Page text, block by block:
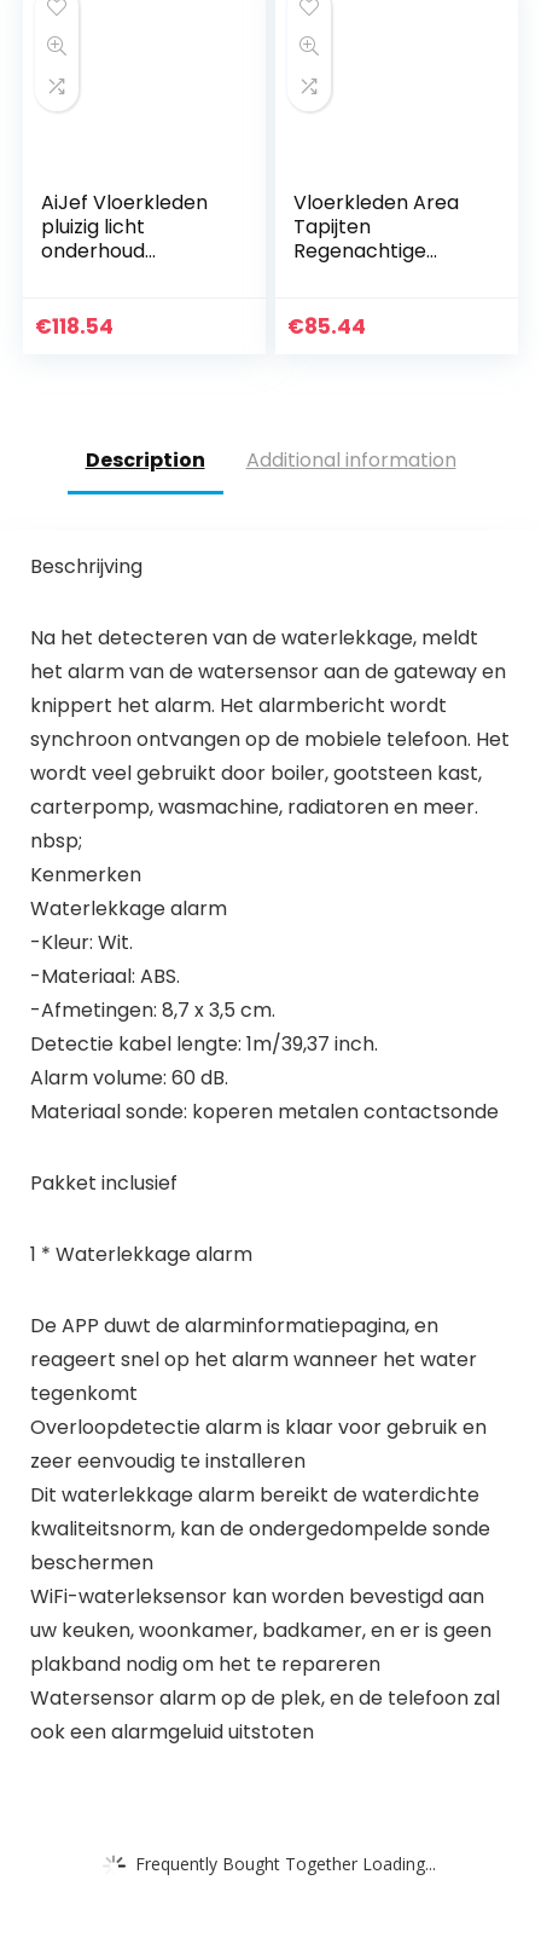
AiJef Vloerkleden
pluizig licht
onderhoud
kleuren en
€118.54
Vloerkleden Area
Tapijten
Regenachtige
Wasbaar Ronde
€85.44
Description Additional information
Beschrijving
Na het detecteren van de waterlekkage, meldt
het alarm van de watersensor aan de gateway en
knippert het alarm. Het alarmbericht wordt
synchroon ontvangen op de mobiele telefoon. Het
wordt veel gebruikt door boiler, gootsteen kast,
carterpomp, wasmachine, radiatoren en meer.
nbsp;
Kenmerken
Waterlekkage alarm
-Kleur: Wit.
-Materiaal: ABS.
-Afmetingen: 8,7 x 3,5 cm.
Detectie kabel lengte: 1m/39,37 inch.
Alarm volume: 60 dB.
Materiaal sonde: koperen metalen contactsonde
Pakket inclusief
1 * Waterlekkage alarm
De APP duwt de alarminformatiepagina, en
reageert snel op het alarm wanneer het water
tegenkomt
Overloopdetectie alarm is klaar voor gebruik en
zeer eenvoudig te installeren
Dit waterlekkage alarm bereikt de waterdichte
kwaliteitsnorm, kan de ondergedompelde sonde
beschermen
WiFi-waterleksensor kan worden bevestigd aan
uw keuken, woonkamer, badkamer, en er is geen
plakband nodig om het te repareren
Watersensor alarm op de plek, en de telefoon zal
ook een alarmgeluid uitstoten
Frequently Bought Together Loading...